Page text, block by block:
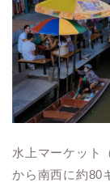
水上マーケット
から南西に約80